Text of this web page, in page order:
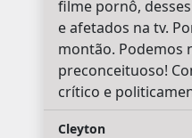
filme pornô,
e afetados na tv.
montão. Podemos
preconceituoso!
crítico e
Cleyton